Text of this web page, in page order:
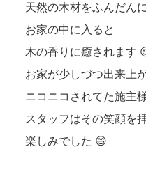
天然の木材をふんだん
お家の中に入ると
木の香りに癒されます
お家が少しづつ出来上
ニコニコされてた施主
スタッフはその笑顔を
楽しみでした 😄